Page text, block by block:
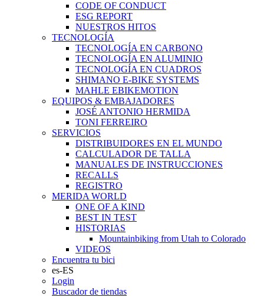
CODE OF CONDUCT
ESG REPORT
NUESTROS HITOS
TECNOLOGÍA
TECNOLOGÍA EN CARBONO
TECNOLOGÍA EN ALUMINIO
TECNOLOGÍA EN CUADROS
SHIMANO E-BIKE SYSTEMS
MAHLE EBIKEMOTION
EQUIPOS & EMBAJADORES
JOSÉ ANTONIO HERMIDA
TONI FERREIRO
SERVICIOS
DISTRIBUIDORES EN EL MUNDO
CALCULADOR DE TALLA
MANUALES DE INSTRUCCIONES
RECALLS
REGISTRO
MERIDA WORLD
ONE OF A KIND
BEST IN TEST
HISTORIAS
Mountainbiking from Utah to Colorado
VIDEOS
Encuentra tu bici
es-ES
Login
Buscador de tiendas